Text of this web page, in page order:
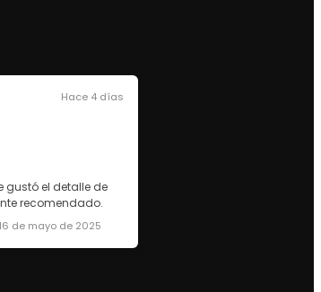
Hace 4 días
gustó el detalle de
recomendado.
de mayo de 2025